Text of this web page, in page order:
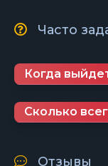
Часто
Когда
Сколько
Отзывы